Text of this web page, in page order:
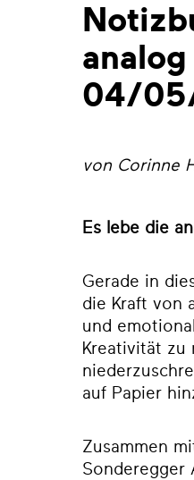
04/
von Corinne
Es lebe die
Gerade in
die Kraft von
und
Kreativität zu
auf Papier
Zusammen
Sonderegger